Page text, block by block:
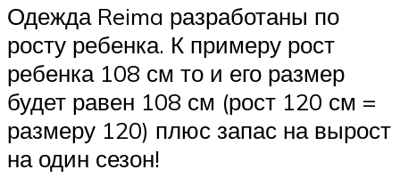
Одежда Reima разработаны по
росту ребенка. К примеру рост
ребенка 108 см то и его размер
будет равен 108 см (рост 120 см =
размеру 120) плюс запас на вырост
на один сезон!